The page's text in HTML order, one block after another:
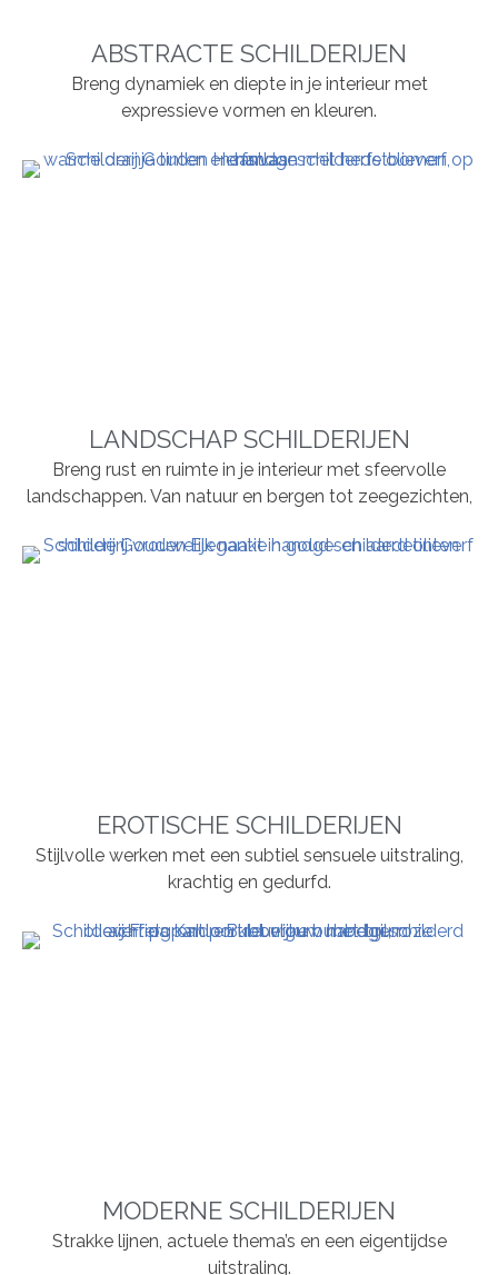
ABSTRACTE SCHILDERIJEN
Breng dynamiek en diepte in je interieur met
expressieve vormen en kleuren.
LANDSCHAP SCHILDERIJEN
Breng rust en ruimte in je interieur met sfeervolle
landschappen. Van natuur en bergen tot zeegezichten,
EROTISCHE SCHILDERIJEN
Stijlvolle werken met een subtiel sensuele uitstraling,
krachtig en gedurfd.
MODERNE SCHILDERIJEN
Strakke lijnen, actuele thema’s en een eigentijdse
uitstraling.